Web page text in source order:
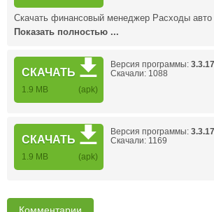
Скачать финансовый менеджер Расходы
Показать полностью ...
СКАЧАТЬ
1.9 MB (apk)
Версия программы:
Скачали: 1088
СКАЧАТЬ
1.9 MB (apk)
Версия программы:
Скачали: 1169